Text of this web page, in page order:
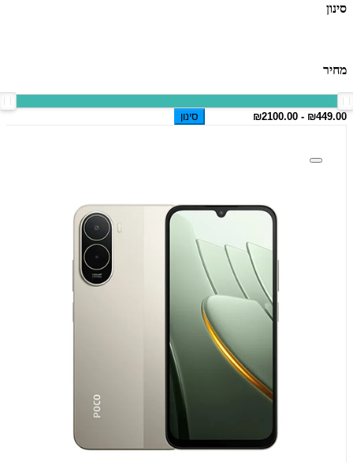
סינון
מחיר
סינון